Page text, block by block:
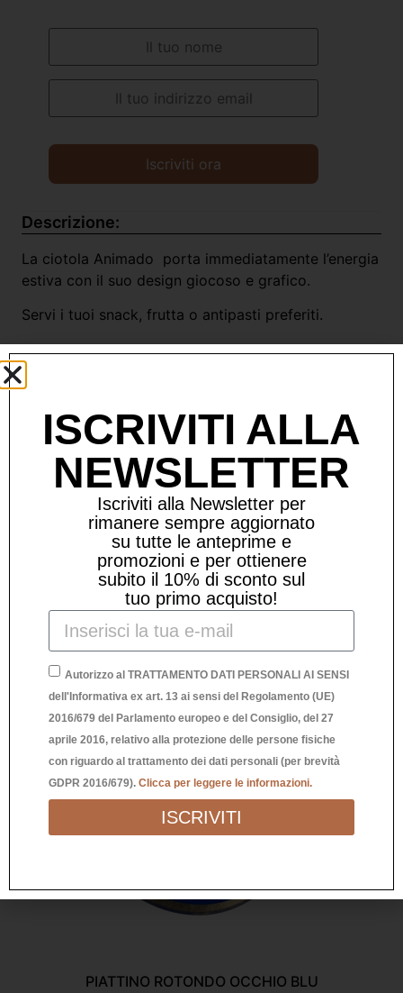
Descrizione:
La ciotola Animado porta immediatamente l’energia
estiva con il suo design giocoso e grafico.
Servi i tuoi snack, frutta o antipasti preferiti.
Ideale da abbinare per creare una tavola allegra e
Dimensioni: 15,5 x 4,5cm
Materiale: metallo
Prodotti Correlati
PIATTINO ROTONDO OCCHIO BLU
ISCRIVITI ALLA
NEWSLETTER
Iscriviti alla Newsletter per
rimanere sempre aggiornato
su tutte le anteprime e
promozioni e per ottienere
subito il 10% di sconto sul
tuo primo acquisto!
Autorizzo al TRATTAMENTO DATI PERSONALI AI SENSI
dell'Informativa ex art. 13 ai sensi del Regolamento (UE)
2016/679 del Parlamento europeo e del Consiglio, del 27
aprile 2016, relativo alla protezione delle persone fisiche
con riguardo al trattamento dei dati personali (per brevità
GDPR 2016/679). Clicca per leggere le informazioni.
ISCRIVITI